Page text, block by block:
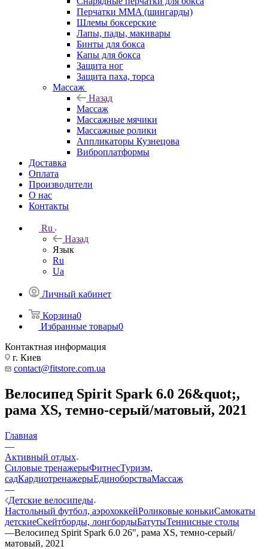
Перчатки MMA (шингарды)
Шлемы боксерские
Лапы, пады, макивары
Бинты для бокса
Капы для бокса
Защита ног
Защита паха, торса
Массаж
Назад
Массаж
Массажные мячики
Массажные ролики
Аппликаторы Кузнецова
Виброплатформы
Доставка
Оплата
Производители
О нас
Контакты
Ru
Назад
Язык
Ru
Ua
Личный кабинет
Корзина0
Избранные товары0
Контактная информация
г. Киев
contact@fitstore.com.ua
Велосипед Spirit Spark 6.0 26&quot;,
рама XS, темно-серый/матовый, 2021
Главная
—
Активный отдых
Силовые тренажерыФитнесТуризм,
садКардиотренажерыЕдиноборстваМассаж
—
Детские велосипеды
Настольный футбол, аэрохоккейРоликовые конькиСамокаты
детскиеСкейтборды, лонгбордыБатутыТеннисные столы
—Велосипед Spirit Spark 6.0 26", рама XS, темно-серый/
матовый, 2021